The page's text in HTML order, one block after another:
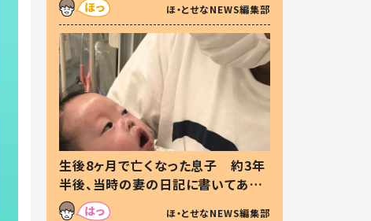
ほ・とせなNEWS編集部
生後8ヶ月で亡くなった息子 約3年
半後、当時の妻の日記に書いてあっ
た本音とは
ほ・とせなNEWS編集部